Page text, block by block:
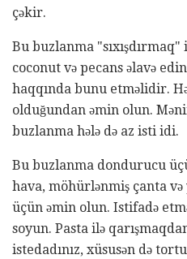
çəkir.
Bu buzlanma
coconut və pecans əlavə
haqqında bunu etməlidir.
olduğundan əmin olun.
buzlanma hələ də az isti idi.
Bu buzlanma dondurucu
hava, möhürlənmiş çanta
üçün əmin olun. Istifadə
soyun. Pasta ilə
istedadınız, xüsusən də